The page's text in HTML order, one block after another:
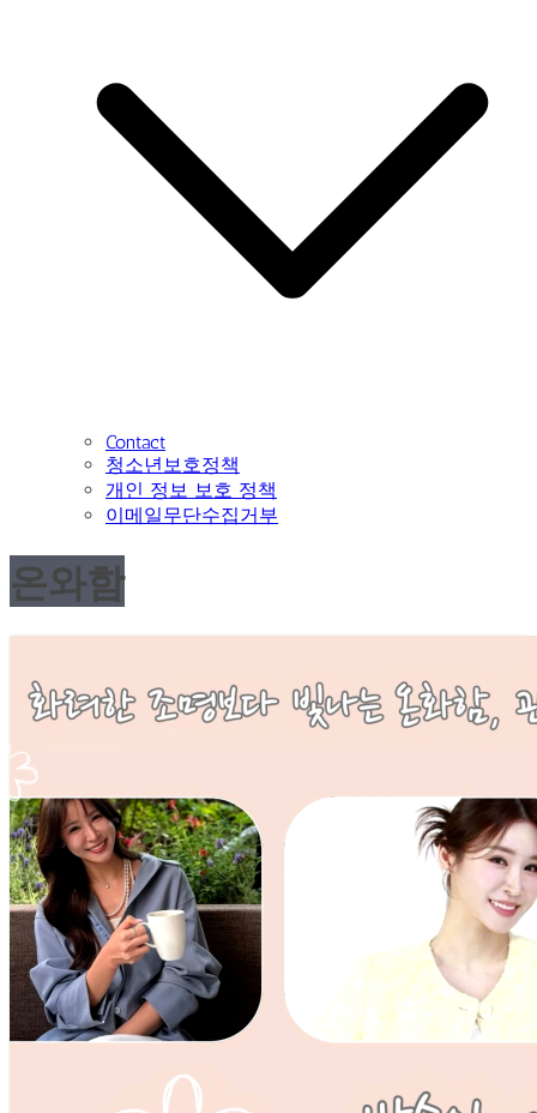
Contact
청소년보호정책
개인 정보 보호 정책
이메일무단수집거부
온와함